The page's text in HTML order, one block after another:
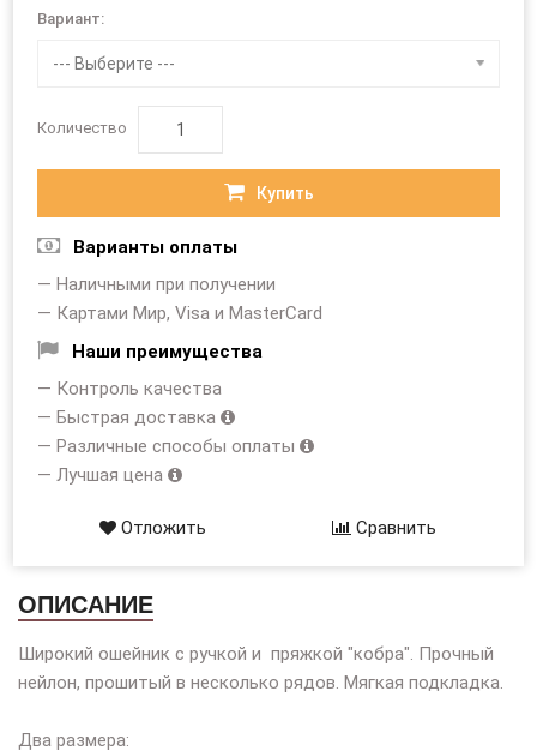
Вариант:
--- Выберите ---
Количество
Купить
Варианты оплаты
— Наличными при получении
— Картами Мир, Visa и MasterCard
Наши преимущества
— Контроль качества
— Быстрая доставка
— Различные способы оплаты
— Лучшая цена
Отложить Сравнить
ОПИСАНИЕ
Широкий ошейник с ручкой и пряжкой "кобра". Прочный
нейлон, прошитый в несколько рядов. Мягкая подкладка.
Два размера: